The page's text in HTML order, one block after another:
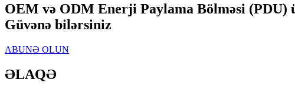
OEM və ODM Enerji Paylama Bölməsi (PDU)
Güvənə bilərsiniz
ABUNƏ OLUN
ƏLAQƏ